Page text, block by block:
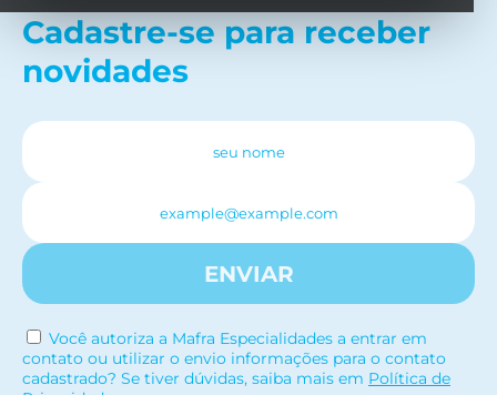
Cadastre-se para receber
novidades
ENVIAR
Você autoriza a Mafra Especialidades a entrar em
contato ou utilizar o envio informações para o contato
cadastrado? Se tiver dúvidas, saiba mais em Política de